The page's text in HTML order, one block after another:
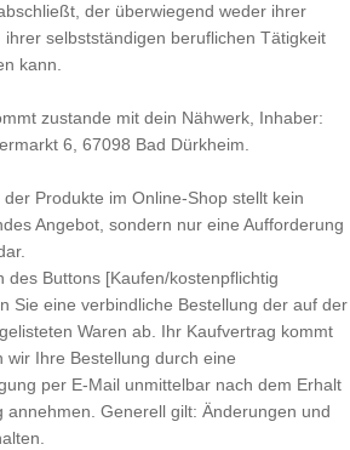
der überwiegend weder ihrer
ihrer selbstständigen beruflichen Tätigkeit
kann.
zustande mit dein Nähwerk, Inhaber:
6, 67098 Bad Dürkheim.
der Produkte im Online-Shop stellt kein
Angebot, sondern nur eine Aufforderung
des Buttons [Kaufen/kostenpflichtig
Sie eine verbindliche Bestellung der auf der
Waren ab. Ihr Kaufvertrag kommt
wir Ihre Bestellung durch eine
per E-Mail unmittelbar nach dem Erhalt
annehmen. Generell gilt: Änderungen und